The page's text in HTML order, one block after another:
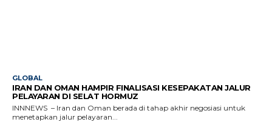
GLOBAL
IRAN DAN OMAN HAMPIR FINALISASI KESEPAKATAN JALUR
PELAYARAN DI SELAT HORMUZ
INNNEWS – Iran dan Oman berada di tahap akhir negosiasi untuk
menetapkan jalur pelayaran...